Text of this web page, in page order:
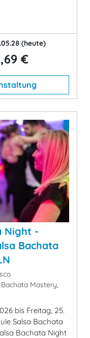
(heute)
€
Night -
Bachata
Mastery,
bis Freitag, 25.
Salsa Bachata
Bachata Night